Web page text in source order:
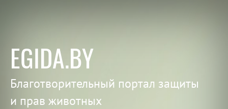
EGIDA.BY
Благотворительный портал защиты
и прав животных